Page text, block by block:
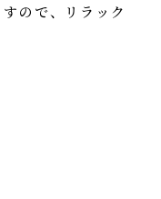
ので、リラック